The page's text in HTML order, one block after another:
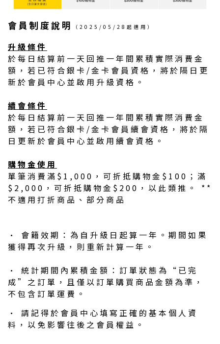
會員制度說明 （2025/05/28起適用）
升級條件
於每日結算前一天回推一年間累積實際消費金
額，若已符合銀卡/金卡會員資格，將於隔日更
新於會員中心並啟用升級資格。
續會條件
於每日結算前一天回推一年間累積實際消費金
額，若已符合銀卡/金卡會員續會資格，將於隔
日更新於會員中心並啟用續會資格。
購物金使用
單筆消費滿$1,000，可折抵購物金$100；滿
$2,000，可折抵購物金$200，以此類推。 **
不適用打折商品、部分商品
• 會籍效期：為自升級日起算一年。期間如果
獲得再次升級，則重新計算一年。
• 統計期間內累積金額：訂單狀態為“已完
成”之訂單，且僅以訂單購買商品金額為準，
不包含訂單運費。
• 請記得於會員中心填寫正確的基本個人資
料，以免影響往後之會員權益。